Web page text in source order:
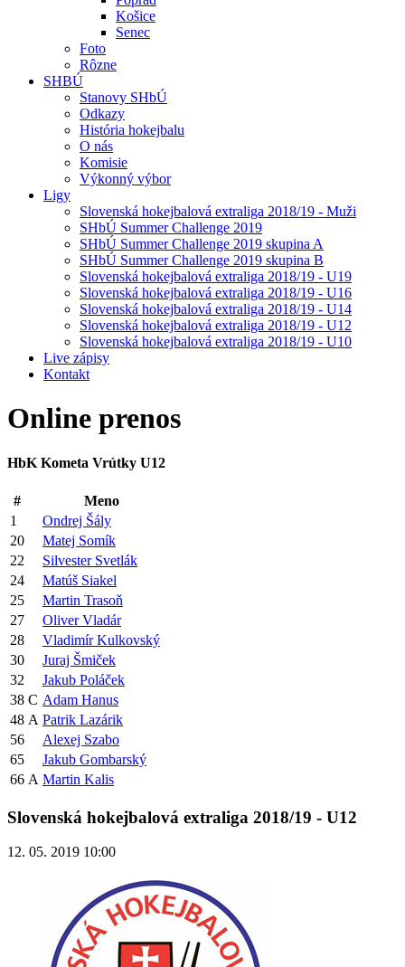
Košice
Senec
Foto
Rôzne
SHBÚ
Stanovy SHbÚ
Odkazy
História hokejbalu
O nás
Komisie
Výkonný výbor
Ligy
Slovenská hokejbalová extraliga 2018/19 - Muži
SHbÚ Summer Challenge 2019
SHbÚ Summer Challenge 2019 skupina A
SHbÚ Summer Challenge 2019 skupina B
Slovenská hokejbalová extraliga 2018/19 - U19
Slovenská hokejbalová extraliga 2018/19 - U16
Slovenská hokejbalová extraliga 2018/19 - U14
Slovenská hokejbalová extraliga 2018/19 - U12
Slovenská hokejbalová extraliga 2018/19 - U10
Live zápisy
Kontakt
Online prenos
HbK Kometa Vrútky U12
#
Meno
1
Ondrej Šály
20
Matej Somík
22
Silvester Svetlák
24
Matúš Siakel
25
Martin Trasoň
27
Oliver Vladár
28
Vladimír Kulkovský
30
Juraj Šmiček
32
Jakub Poláček
38 C Adam Hanus
48 A Patrik Lazárik
56
Alexej Szabo
65
Jakub Gombarský
66 A Martin Kalis
Slovenská hokejbalová extraliga 2018/19 - U12
12. 05. 2019 10:00